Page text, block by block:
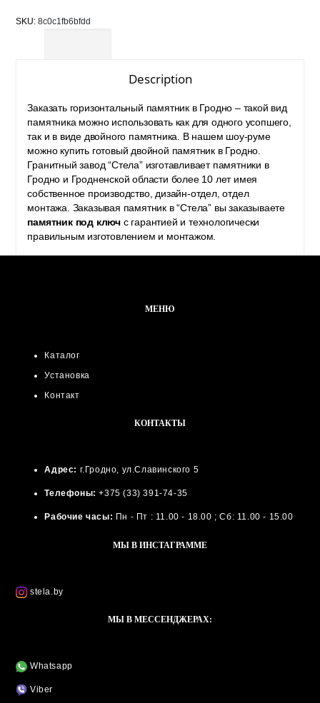
SKU:8c0c1fb6bfdd
Description
Заказать горизонтальный памятник в Гродно – такой вид
памятника можно использовать как для одного усопшего,
так и в виде двойного памятника. В нашем шоу-руме
можно купить готовый двойной памятник в Гродно
Гранитный завод “Стела” изготавливает памятники в
Гродно и Гродненской области более 10 лет имея
собственное производство, дизайн-отдел, отдел
монтажа. Заказывая памятник в “Стела” вы заказываете
памятник под ключ с гарантией и технологически
правильным изготовлением и монтажом.
МЕНЮ
Каталог
Установка
Контакт
КОНТАКТЫ
Адрес: г.Гродно, ул.Славинского 5
Телефоны: +375 (33) 391-74-35
Рабочие часы: Пн - Пт : 11.00 - 18.00 ; Сб: 11.00 - 15.00
МЫ В ИНСТАГРАММЕ
stela.by
МЫ В МЕССЕНДЖЕРАХ:
Whatsapp
Viber